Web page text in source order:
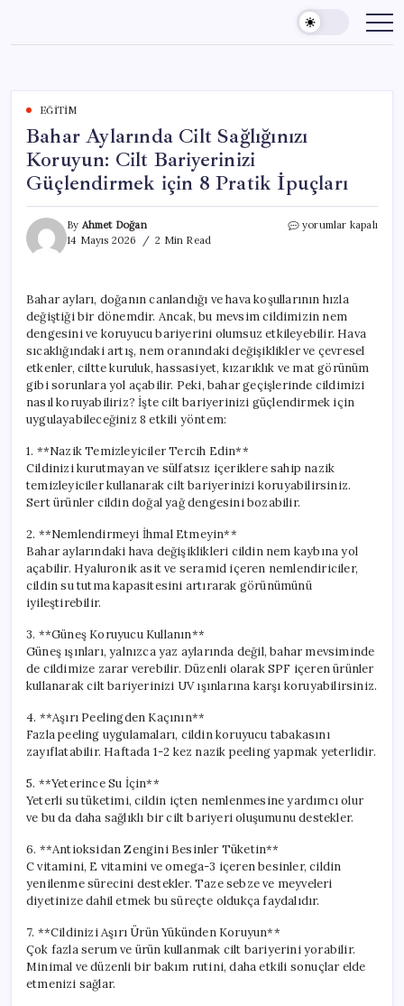
content
EĞITIM
Bahar Aylarında Cilt Sağlığınızı
Koruyun: Cilt Bariyerinizi
Güçlendirmek için 8 Pratik İpuçları
By Ahmet Doğan
14 Mayıs 2026
2 Min Read
Bahar
Cilt
Bariyerinizi
Güçlendirmek
için
Pratik
İpuçları
için
yorumlar kapalı
Bahar ayları, doğanın canlandığı ve hava koşullarının hızla
değiştiği bir dönemdir. Ancak, bu mevsim cildimizin nem
dengesini ve koruyucu bariyerini olumsuz etkileyebilir. Hava
sıcaklığındaki artış, nem oranındaki değişiklikler ve çevresel
etkenler, ciltte kuruluk, hassasiyet, kızarıklık ve mat görünüm
gibi sorunlara yol açabilir. Peki, bahar geçişlerinde cildimizi
nasıl koruyabiliriz? İşte cilt bariyerinizi güçlendirmek için
uygulayabileceğiniz 8 etkili yöntem:
1. **Nazik Temizleyiciler Tercih Edin**
Cildinizi kurutmayan ve sülfatsız içeriklere sahip nazik
temizleyiciler kullanarak cilt bariyerinizi koruyabilirsiniz.
Sert ürünler cildin doğal yağ dengesini bozabilir.
2. **Nemlendirmeyi İhmal Etmeyin**
Bahar aylarındaki hava değişiklikleri cildin nem kaybına yol
açabilir. Hyaluronik asit ve seramid içeren nemlendiriciler,
cildin su tutma kapasitesini artırarak görünümünü
iyileştirebilir.
3. **Güneş Koruyucu Kullanın**
Güneş ışınları, yalnızca yaz aylarında değil, bahar mevsiminde
de cildimize zarar verebilir. Düzenli olarak SPF içeren ürünler
kullanarak cilt bariyerinizi UV ışınlarına karşı koruyabilirsiniz.
4. **Aşırı Peelingden Kaçının**
Fazla peeling uygulamaları, cildin koruyucu tabakasını
zayıflatabilir. Haftada 1-2 kez nazik peeling yapmak yeterlidir.
5. **Yeterince Su İçin**
Yeterli su tüketimi, cildin içten nemlenmesine yardımcı olur
ve bu da daha sağlıklı bir cilt bariyeri oluşumunu destekler.
6. **Antioksidan Zengini Besinler Tüketin**
C vitamini, E vitamini ve omega-3 içeren besinler, cildin
yenilenme sürecini destekler. Taze sebze ve meyveleri
diyetinize dahil etmek bu süreçte oldukça faydalıdır.
7. **Cildinizi Aşırı Ürün Yükünden Koruyun**
Çok fazla serum ve ürün kullanmak cilt bariyerini yorabilir.
Minimal ve düzenli bir bakım rutini, daha etkili sonuçlar elde
etmenizi sağlar.